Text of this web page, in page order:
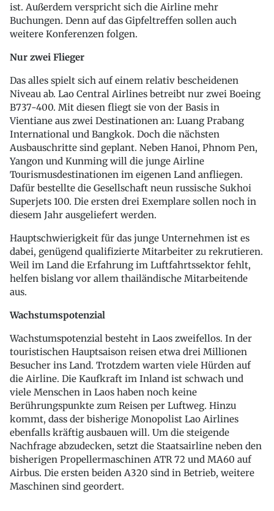
ist. Außerdem verspricht sich die Airline mehr
Buchungen. Denn auf das Gipfeltreffen sollen auch
weitere Konferenzen folgen.
Nur zwei Flieger
Das alles spielt sich auf einem relativ bescheidenen
Niveau ab. Lao Central Airlines betreibt nur zwei Boeing
B737-400. Mit diesen fliegt sie von der Basis in
Vientiane aus zwei Destinationen an: Luang Prabang
International und Bangkok. Doch die nächsten
Ausbauschritte sind geplant. Neben Hanoi, Phnom Pen,
Yangon und Kunming will die junge Airline
Tourismusdestinationen im eigenen Land anfliegen.
Dafür bestellte die Gesellschaft neun russische Sukhoi
Superjets 100. Die ersten drei Exemplare sollen noch in
diesem Jahr ausgeliefert werden.
Hauptschwierigkeit für das junge Unternehmen ist es
dabei, genügend qualifizierte Mitarbeiter zu rekrutieren.
Weil im Land die Erfahrung im Luftfahrtssektor fehlt,
helfen bislang vor allem thailändische Mitarbeitende
aus.
Wachstumspotenzial
Wachstumspotenzial besteht in Laos zweifellos. In der
touristischen Hauptsaison reisen etwa drei Millionen
Besucher ins Land. Trotzdem warten viele Hürden auf
die Airline. Die Kaufkraft im Inland ist schwach und
viele Menschen in Laos haben noch keine
Berührungspunkte zum Reisen per Luftweg. Hinzu
kommt, dass der bisherige Monopolist Lao Airlines
ebenfalls kräftig ausbauen will. Um die steigende
Nachfrage abzudecken, setzt die Staatsairline neben den
bisherigen Propellermaschinen ATR 72 und MA60 auf
Airbus. Die ersten beiden A320 sind in Betrieb, weitere
Maschinen sind geordert.